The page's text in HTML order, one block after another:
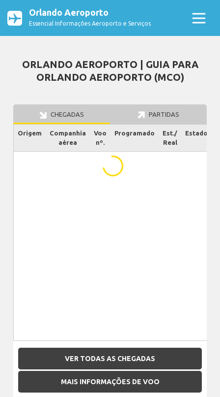
Orlando Aeroporto
Essencial Informações Aeroporto e Serviços
ORLANDO AEROPORTO | GUIA PARA
ORLANDO AEROPORTO (MCO)
CHEGADAS PARTIDAS
Origem
Companhia
aérea
Voo
nº.
Programado
Est./
Real
Estado
...
VER TODAS AS CHEGADAS
MAIS INFORMAÇÕES DE VOO